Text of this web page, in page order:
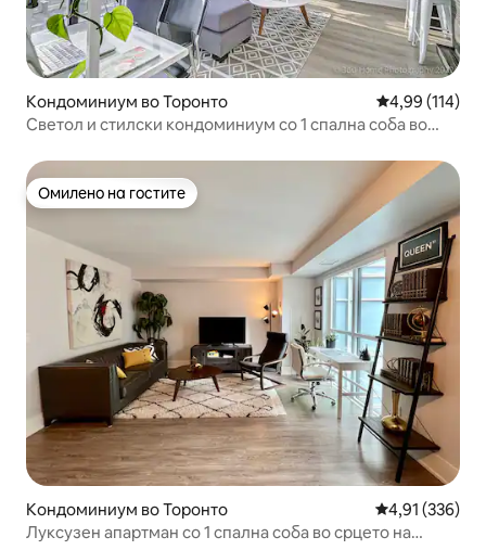
Кондоминиум во Торонто Просечна
4,99 (114)
Светол и стилски кондоминиум со 1 спална соба во
Омилено на гостите
Омилено на гостите
Кондоминиум во Торонто Просечна
4,91 (336)
Луксузен апартман со 1 спална соба во срцето на